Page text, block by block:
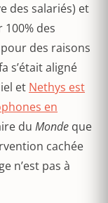
des salariés) et
des
des raisons
s’était aligné
et Nethys est
en
du Monde que
cachée
n’est pas à